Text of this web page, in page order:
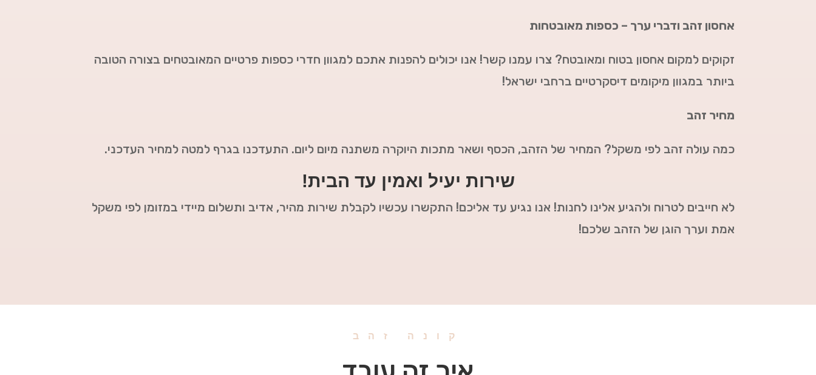
אחסון זהב ודברי ערך – כספות מאובטחות
זקוקים למקום אחסון בטוח ומאובטח? צרו עמנו קשר! אנו יכולים להפנות אתכם למגוון חדרי כספות פרטיים המאובטחים בצורה הטובה
ביותר במגוון מיקומים דיסקרטיים ברחבי ישראל!
מחיר זהב
כמה עולה זהב לפי משקל? המחיר של הזהב, הכסף ושאר מתכות היוקרה משתנה מיום ליום. התעדכנו בגרף למטה למחיר העדכני.
שירות יעיל ואמין עד הבית!
לא חייבים לטרוח ולהגיע אלינו לחנות! אנו נגיע עד אליכם! התקשרו עכשיו לקבלת שירות מהיר, אדיב ותשלום מיידי במזומן לפי משקל
אמת וערך הוגן של הזהב שלכם!
קונה זהב